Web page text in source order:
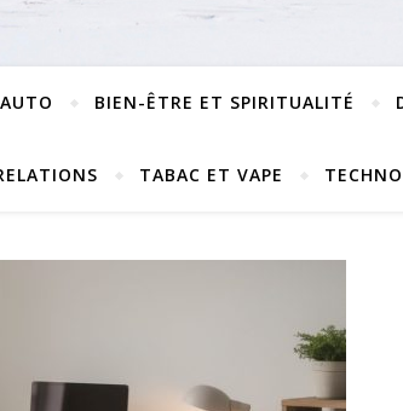
AUTO BIEN-ÊTRE ET SPIRITUALITÉ
TABAC ET VAPE